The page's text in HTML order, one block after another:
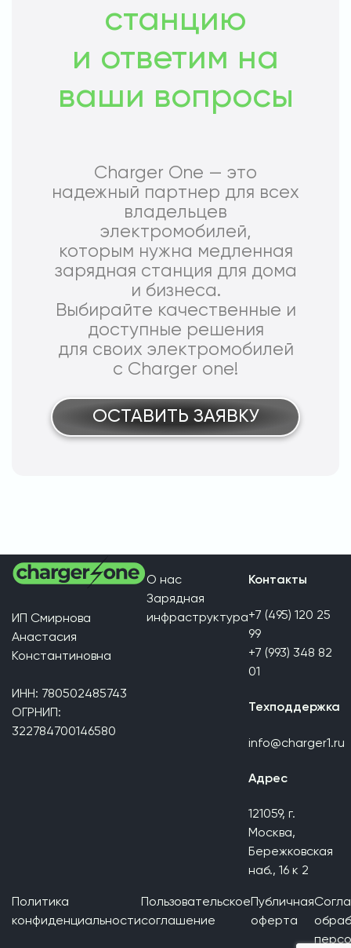
станцию
и ответим на
ваши вопросы
Charger One — это
надежный партнер для всех
владельцев
электромобилей,
которым нужна медленная
зарядная станция для дома
и бизнеса.
Выбирайте качественные и
доступные решения
для своих электромобилей
с Charger one!
ОСТАВИТЬ ЗАЯВКУ
ИП Смирнова
Анастасия
Константиновна
ИНН: 780502485743
ОГРНИП:
322784700146580
О нас
Зарядная
инфраструктура
Контакты
+7 (495) 120 25
99
+7 (993) 348 82
01
Техподдержка
info@charger1.ru
Адрес
121059, г.
Москва,
Бережковская
наб., 16 к 2
Политика
конфиденциальности
Пользовательское
соглашение
Публичная
оферта